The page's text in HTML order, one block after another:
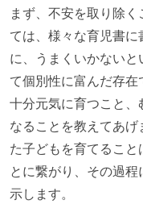
まず、不安を取り除
ては、様々な育児書
に、うまくいかない
て個別性に富んだ存
十分元気に育つこと、
なることを教えてあ
た子どもを育てるこ
とに繋がり、その過
示します。